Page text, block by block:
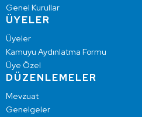
Genel Kurullar
ÜYELER
Üyeler
Kamuyu Aydınlatma Formu
Üye Özel
DÜZENLEMELER
Mevzuat
Genelgeler